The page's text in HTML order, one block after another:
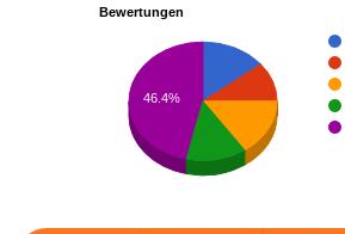
Bewertungen
46.4%